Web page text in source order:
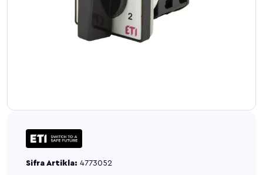
Sifra Artikla: 4773052